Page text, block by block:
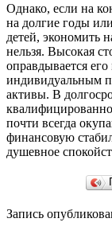
Однако, если на
на долгие годы
детей, экономить
нельзя. Высокая
оправдывается
индивидуальным
активы. В
почти всегда
финансовую
душевное
Запись